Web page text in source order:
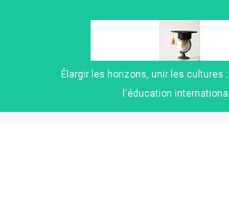
Élargir les horizons, unir les cultures
l'éducation